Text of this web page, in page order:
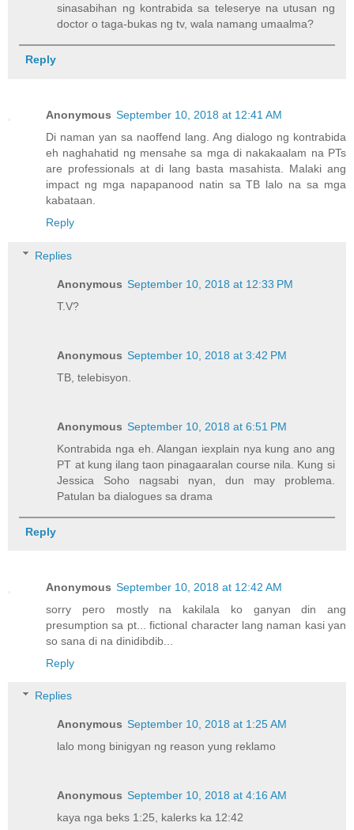
sinasabihan ng kontrabida sa teleserye na utusan ng
doctor o taga-bukas ng tv, wala namang umaalma?
Reply
Anonymous September 10, 2018 at 12:41 AM
Di naman yan sa naoffend lang. Ang dialogo ng kontrabida
eh naghahatid ng mensahe sa mga di nakakaalam na PTs
are professionals at di lang basta masahista. Malaki ang
impact ng mga napapanood natin sa TB lalo na sa mga
kabataan.
Reply
Replies
Anonymous September 10, 2018 at 12:33 PM
T.V?
Anonymous September 10, 2018 at 3:42 PM
TB, telebisyon.
Anonymous September 10, 2018 at 6:51 PM
Kontrabida nga eh. Alangan iexplain nya kung ano ang
PT at kung ilang taon pinagaaralan course nila. Kung si
Jessica Soho nagsabi nyan, dun may problema.
Patulan ba dialogues sa drama
Reply
Anonymous September 10, 2018 at 12:42 AM
sorry pero mostly na kakilala ko ganyan din ang
presumption sa pt... fictional character lang naman kasi yan
so sana di na dinidibdib...
Reply
Replies
Anonymous September 10, 2018 at 1:25 AM
lalo mong binigyan ng reason yung reklamo
Anonymous September 10, 2018 at 4:16 AM
kaya nga beks 1:25, kalerks ka 12:42